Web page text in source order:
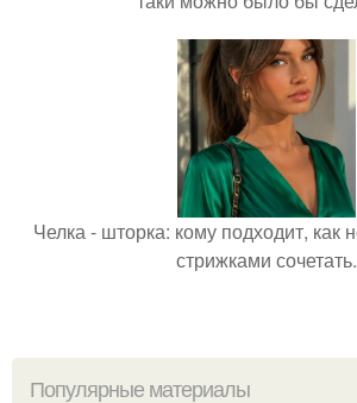
Челка - шторка: кому подходит, как
стрижками сочетать.
Популярные материалы